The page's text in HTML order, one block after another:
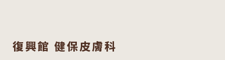
復興館 健保皮膚科